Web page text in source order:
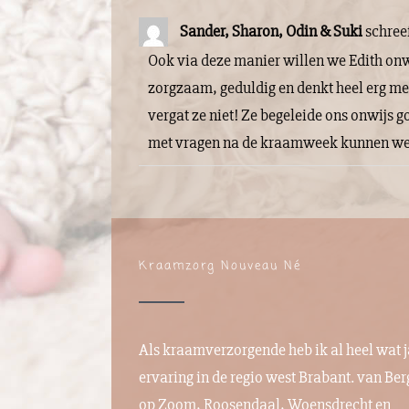
Sander, Sharon, Odin & Suki
Ook via deze manier willen we Edith
zorgzaam, geduldig en denkt heel erg
vergat ze niet! Ze begeleide ons onwijs
met vragen na de kraamweek kunnen
Kraamzorg Nouveau Né
Als kraamverzorgende heb ik al heel wat
ervaring in de regio west Brabant. van
op Zoom, Roosendaal,Woensdrechten